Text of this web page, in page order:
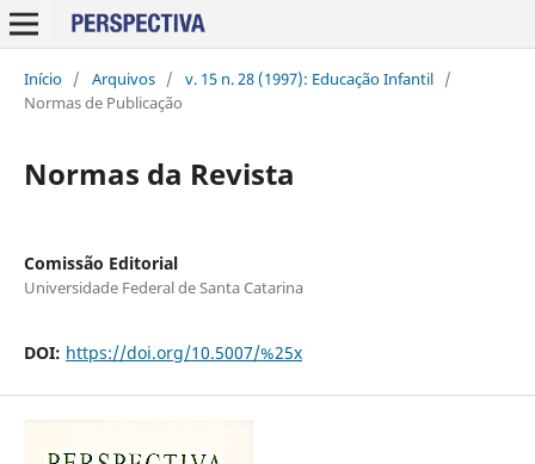
Início / Arquivos / v. 15 n. 28 (1997): Educação Infantil /
Normas de Publicação
Normas da Revista
Comissão Editorial
Universidade Federal de Santa Catarina
DOI: https://doi.org/10.5007/%25x